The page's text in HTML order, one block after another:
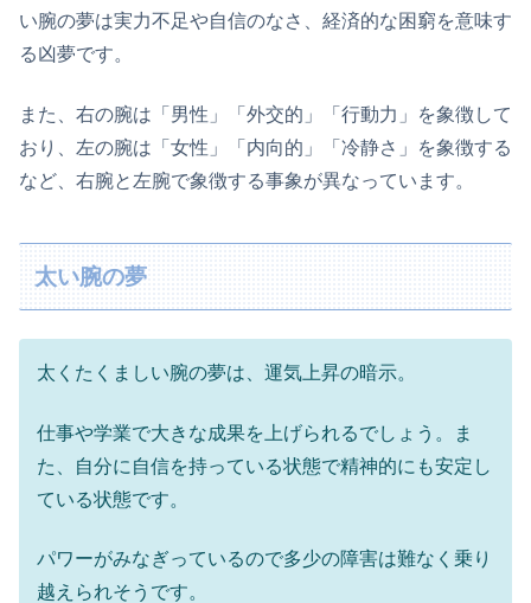
い腕の夢は実力不足や自信のなさ、経済的な困窮を意味す
る凶夢です。
また、右の腕は「男性」「外交的」「行動力」を象徴して
おり、左の腕は「女性」「内向的」「冷静さ」を象徴する
など、右腕と左腕で象徴する事象が異なっています。
太い腕の夢
太くたくましい腕の夢は、運気上昇の暗示。
仕事や学業で大きな成果を上げられるでしょう。ま
た、自分に自信を持っている状態で精神的にも安定し
ている状態です。
パワーがみなぎっているので多少の障害は難なく乗り
越えられそうです。